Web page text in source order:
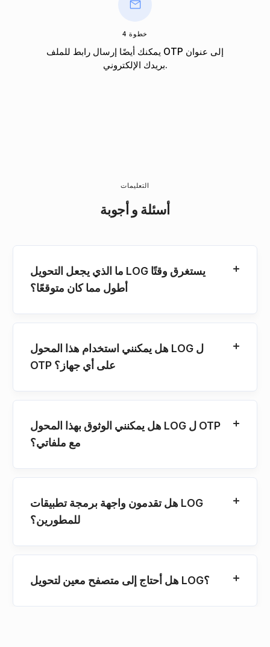
خطوة 4
يمكنك أيضًا إرسال رابط للملف OTP إلى عنوان
بريدك الإلكتروني.
التعليمات
أسئلة و أجوبة
ما الذي يجعل التحويل LOG يستغرق وقتًا
أطول مما كان متوقعًا؟
هل يمكنني استخدام هذا المحول LOG ل
OTP على أي جهاز؟
هل يمكنني الوثوق بهذا المحول LOG ل OTP
مع ملفاتي؟
هل تقدمون واجهة برمجة تطبيقات LOG
للمطورين؟
هل أحتاج إلى متصفح معين لتحويل LOG؟